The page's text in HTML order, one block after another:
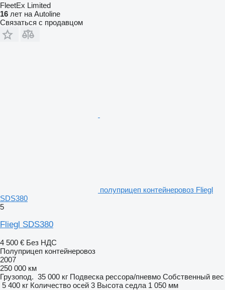
FleetEx Limited
16 лет на Autoline
Связаться с продавцом
полуприцеп контейнеровоз Fliegl
SDS380
5
Fliegl SDS380
4 500 € Без НДС
Полуприцеп контейнеровоз
2007
250 000 км
Грузопод. 35 000 кг Подвеска рессора/пневмо Собственный вес
5 400 кг Количество осей 3 Высота седла 1 050 мм